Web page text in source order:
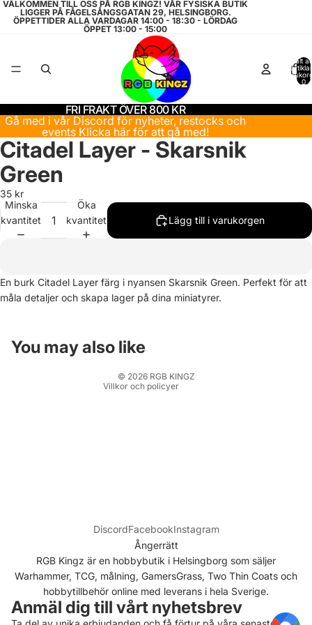
VÄLKOMMEN TILL OSS PÅ RGB KINGZ! VÅR FYSISKA BUTIK
LIGGER PÅ FÅGELSÅNGSGATAN 29, HELSINGBORG.
ÖPPETTIDER ALLA VARDAGAR 14:00 - 18:30 - LÖRDAG
ÖPPET 13:00 - 15:00
Totalt
0
FRI FRAKT ÖVER 800 KR
Gå med i vår Discord för nyheter, restocks och
events Klicka här för att gå med!
Citadel Layer - Skarsnik
Green
35 kr
Minska
kvantitet
Öka
kvantitet
Lägg till i varukorgen
En burk Citadel Layer färg i nyansen Skarsnik Green. Perfekt för att
måla detaljer och skapa lager på dina miniatyrer.
You may also like
© 2026 RGB KINGZ
Villkor och policyer
Integritetspolicy
Användarvillkor
Kontaktinformation
DiscordFacebookInstagram
Ångerrätt
RGB Kingz är en hobbybutik i Helsingborg som säljer
Warhammer, TCG, målning, GamersGrass, Two Thin Coats och
hobbytillbehör online med leverans i hela Sverige.
Anmäl dig till vårt nyhetsbrev